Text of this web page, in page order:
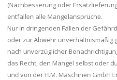
(Nachbesserung oder
entfallen alle Mangelansprüche.
Nur in dringenden Fällen der
oder zur Abwehr unverhältnismäßig
nach unverzüglicher
das Recht, den Mangel selbst oder
und von der H.M. Maschinen GmbH